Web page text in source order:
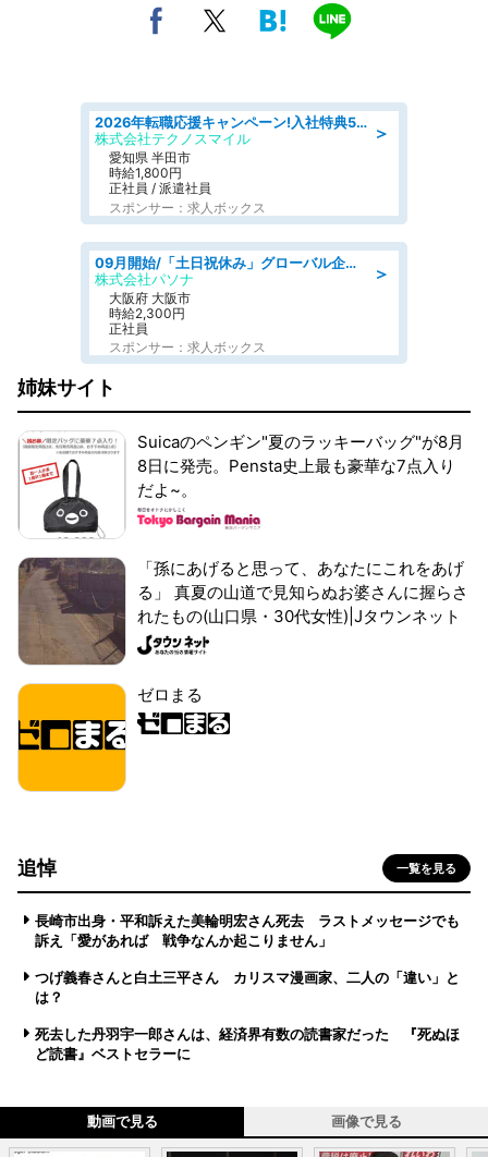
＞
2026年転職応援キャンペーン!入社特典58万円/デンソーで働こう!自動車工場で小型部品の検査業務 denso aichi
株式会社テクノスマイル
愛知県 半田市
時給1,800円
正社員 / 派遣社員
スポンサー：求人ボックス
＞
09月開始/「土日祝休み」グローバル企業での産業保健のお仕事/保健師/高時給/残業なし/服装自由
株式会社パソナ
大阪府 大阪市
時給2,300円
正社員
スポンサー：求人ボックス
姉妹サイト
Suicaのペンギン"夏のラッキーバッグ"が8月
8日に発売。Pensta史上最も豪華な7点入り
だよ~。
「孫にあげると思って、あなたにこれをあげ
る」 真夏の山道で見知らぬお婆さんに握らさ
れたもの(山口県・30代女性)|Jタウンネット
ゼロまる
追悼 一覧を見る
長崎市出身・平和訴えた美輪明宏さん死去 ラストメッセージでも
訴え「愛があれば 戦争なんか起こりません」
つげ義春さんと白土三平さん カリスマ漫画家、二人の「違い」と
は？
死去した丹羽宇一郎さんは、経済界有数の読書家だった 『死ぬほ
ど読書』ベストセラーに
動画で見る 画像で見る